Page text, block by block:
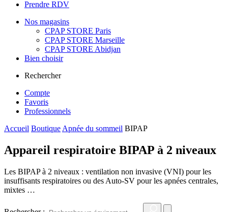
Prendre RDV
Nos magasins
CPAP STORE Paris
CPAP STORE Marseille
CPAP STORE Abidjan
Bien choisir
Rechercher
Compte
Favoris
Professionnels
Accueil BoutiqueApnée du sommeil BIPAP
Appareil respiratoire BIPAP à 2 niveaux
Les BIPAP à 2 niveaux : ventilation non invasive (VNI) pour les
insuffisants respiratoires ou des Auto-SV pour les apnées centrales,
mixtes …